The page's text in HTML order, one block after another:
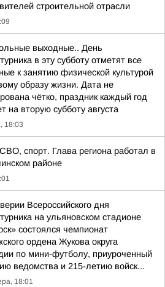
строительной отрасли
выходные.. День
в эту субботу отметят все
к занятию физической культурой
образу жизни. Дата не
чётко, праздник каждый год
на вторую субботу августа
18:03
спорт. Глава региона работал в
районе
Всероссийского дня
на ульяновском стадионе
состоялся чемпионат
ордена Жукова округа
по мини-футболу, приуроченный
ведомства и 215-летию войск...
18:01